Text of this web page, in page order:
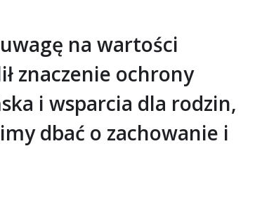
na wartości
znaczenie ochrony
i wsparcia dla rodzin,
dbać o zachowanie i